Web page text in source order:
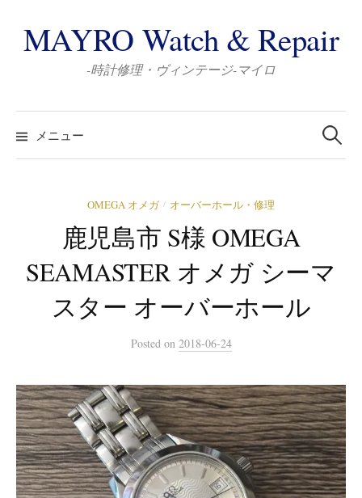
ン
テ
ス
キ
MAYRO Watch & Repair
-時計修理・ヴィンテージ-マイロ
メニュー
検
索:
OMEGA オメガ / オーバーホール・修理
鹿児島市 S様 OMEGA
SEAMASTER オメガ シーマ
スター オーバーホール
Posted on 2018-06-24